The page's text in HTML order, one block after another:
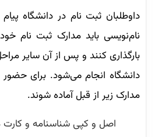
داوطلبان ثبت نام در دانشگاه
نام‌نویسی باید مدارک ثبت نام
بارگذاری کنند و پس از آن سایر
دانشگاه انجام می‌شود. برای
مدارک زیر از قبل آماده شوند.
اصل و کپی شناسنامه و کارت